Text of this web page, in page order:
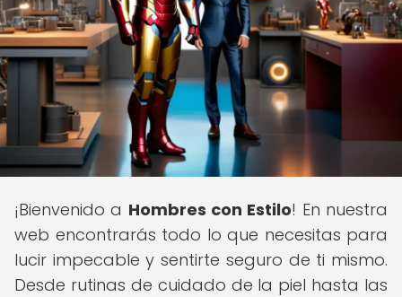
¡Bienvenido a Hombres con Estilo! En nuestra
web encontrarás todo lo que necesitas para
lucir impecable y sentirte seguro de ti mismo.
Desde rutinas de cuidado de la piel hasta las